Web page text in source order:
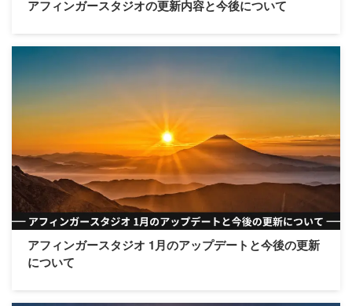
アフィンガースタジオの更新内容と今後について
アフィンガースタジオ 1月のアップデートと今後の更新
について